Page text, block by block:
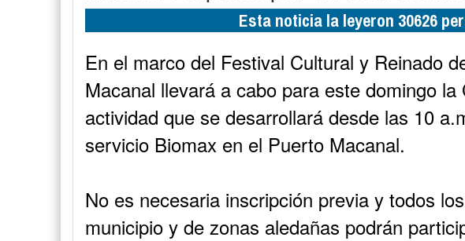
Esta noticia la leyeron 30626
En el marco del Festival Cultural y Reinado
Macanal llevará a cabo para este domingo la
actividad que se desarrollará desde las 10
servicio Biomax en el Puerto Macanal.
No es necesaria inscripción previa y todos
municipio y de zonas aledañas podrán